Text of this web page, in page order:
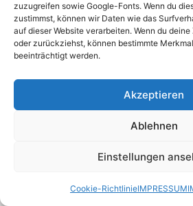
zuzugreifen sowie Google-Fonts. Wenn du
zustimmst, können wir Daten wie das
auf dieser Website verarbeiten. Wenn du
oder zurückziehst, können bestimmte
beeinträchtigt werden.
Akzeptieren
Ablehnen
Einstellungen
Cookie-RichtlinieIMPRESSUM
Einzigartig
Zurück auf Start